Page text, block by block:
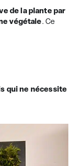
de la plante par
végétale. Ce
qui ne nécessite